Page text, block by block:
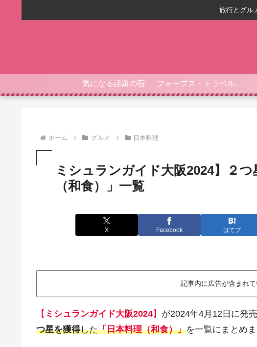
旅行とグル
気になる話題の宿 フォーブス・トラベルガイド
ホーム グルメ 日本料理
ミシュランガイド大阪2024】２
（和食）」一覧
X Facebook はてブ
記事内に広告が含まれて
【 ミシュランガイド大阪2024】 が2024年4月12日に発
つ星を獲得した「日本料理（和食）」を一覧にまとめま